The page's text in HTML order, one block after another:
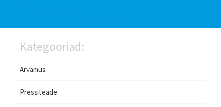
Kategooriad:
Arvamus
Pressiteade